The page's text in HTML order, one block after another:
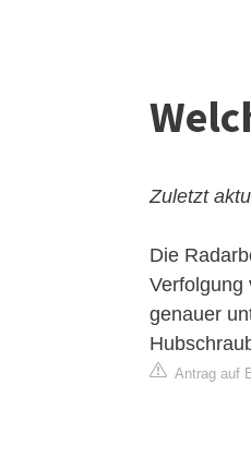
Zuletzt
Die
Verfolgung
genauer
Antrag auf